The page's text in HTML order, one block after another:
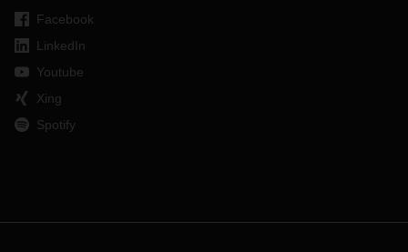
Facebook
LinkedIn
Youtube
Xing
Spotify